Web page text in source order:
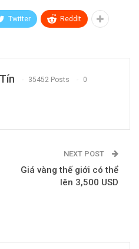
Twitter ReddIt
35452 Posts 0
NEXT POST
Giá vàng thế giới có thể
lên 3,500 USD